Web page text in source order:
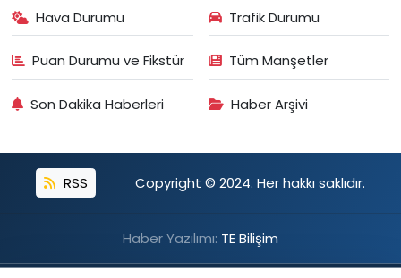
Hava Durumu Trafik Durumu
Puan Durumu ve Fikstür Tüm Manşetler
Son Dakika Haberleri Haber Arşivi
RSS Copyright © 2024. Her hakkı saklıdır.
Haber Yazılımı: TE Bilişim